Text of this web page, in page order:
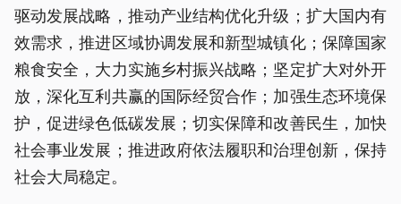
驱动发展战略，推动产业结构优化升级；扩大国内有
效需求，推进区域协调发展和新型城镇化；保障国家
粮食安全，大力实施乡村振兴战略；坚定扩大对外开
放，深化互利共赢的国际经贸合作；加强生态环境保
护，促进绿色低碳发展；切实保障和改善民生，加快
社会事业发展；推进政府依法履职和治理创新，保持
社会大局稳定。